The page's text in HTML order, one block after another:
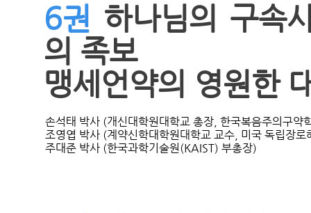
6권 하나님의 구속
의 족보
맹세언약의 영원한
손석태 박사 (개신대학원대학교 총장, 한국복음주의구약
조영엽 박사 (계약신학대학원대학교 교수, 미국 독립장로